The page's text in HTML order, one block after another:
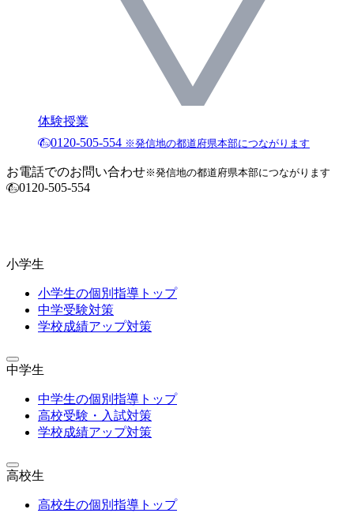
体験授業
0120-505-554 ※発信地の都道府県本部につながります
お電話でのお問い合わせ※発信地の都道府県本部につながります
0120-505-554
小学生
小学生の個別指導トップ
中学受験対策
学校成績アップ対策
中学生
中学生の個別指導トップ
高校受験・入試対策
学校成績アップ対策
高校生
高校生の個別指導トップ